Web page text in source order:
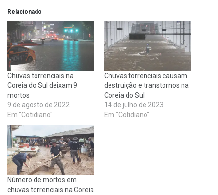
Relacionado
Chuvas torrenciais na
Coreia do Sul deixam 9
mortos
9 de agosto de 2022
Em "Cotidiano"
Chuvas torrenciais causam
destruição e transtornos na
Coreia do Sul
14 de julho de 2023
Em "Cotidiano"
Número de mortos em
chuvas torrenciais na Coreia